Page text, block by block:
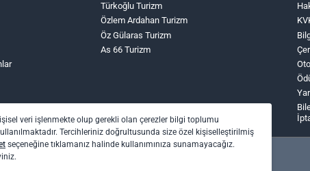
Türkoğlu Turizm
Özlem Ardahan Turizm
Öz Gülaras Turizm
As 66 Turizm
veri işlenmekte olup gerekli olan çerezler bilgi toplumu
Tercihleriniz doğrultusunda size özel kişiselleştirilmiş
seçeneğine tıklamanız halinde kullanımınıza sunamayacağız.